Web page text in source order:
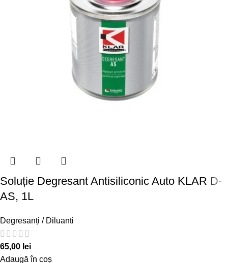
Soluție Degresant Antisiliconic Auto KLAR D-
AS, 1L
Degresanți / Diluanti
65,00 lei
Adaugă în coș